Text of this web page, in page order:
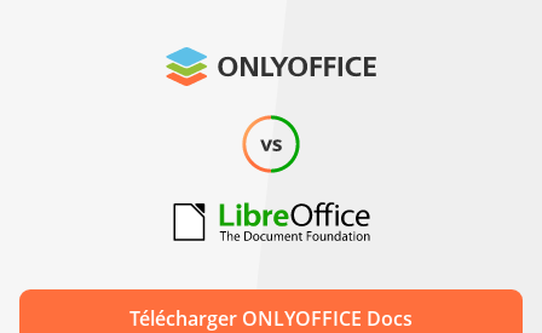
Télécharger ONLYOFFICE Docs